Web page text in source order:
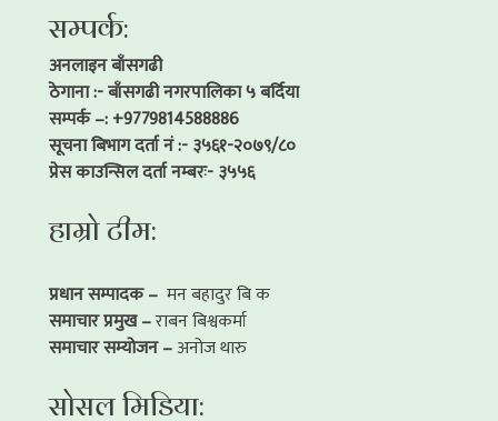
सम्पर्क:
अनलाइन बाँसगढी
ठेगाना :- बाँसगढी नगरपालिका ५ बर्दिया
सम्पर्क –: +9779814588886
सूचना बिभाग दर्ता नं :- ३५६१-२०७९/८०
प्रेस काउन्सिल दर्ता नम्बरः- ३५५६
हाम्रो टीम:
प्रधान सम्पादक – मन बहादुर बि क
समाचार प्रमुख –राबन बिश्वकर्मा
समाचार सम्योजन –अनोज थारु
सोसल मिडिया: